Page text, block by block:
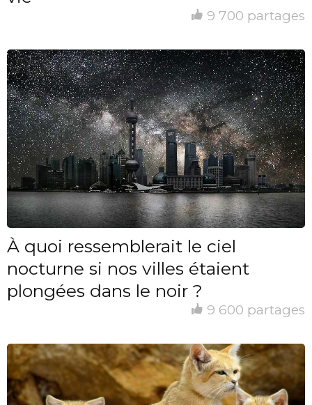
9 700 partages
À quoi ressemblerait le ciel
nocturne si nos villes étaient
plongées dans le noir ?
9 600 partages